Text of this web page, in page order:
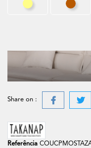
Areia Tijolo
Share on :
Referência